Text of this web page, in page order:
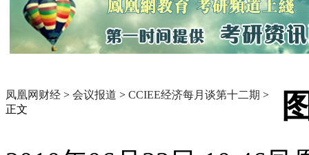
凤凰网财经 > 会议报道 > CCIEE经济每月谈第十二期 >
正文